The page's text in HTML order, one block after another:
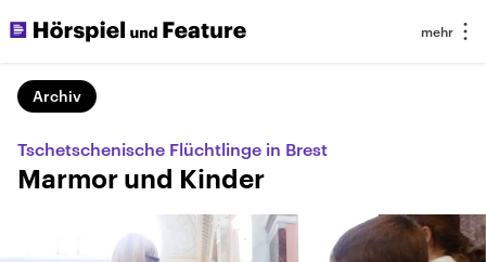
Archiv
Tschetschenische Flüchtlinge in Brest
Marmor und Kinder